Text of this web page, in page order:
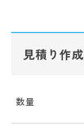
見積り作成
数量